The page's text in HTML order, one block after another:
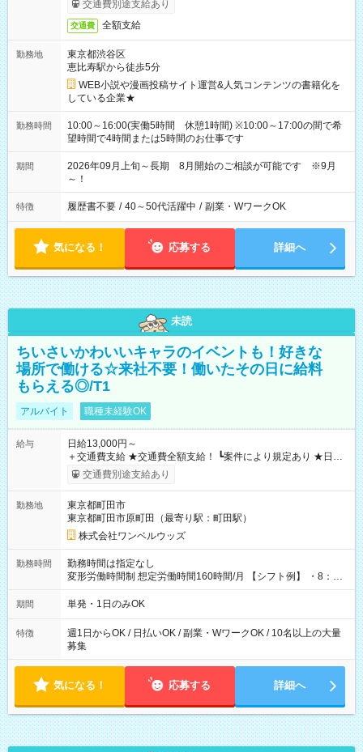
交通費別途支給あり
交通費 全額支給
勤務地
東京都渋谷区
恵比寿駅から徒歩5分
WEB小説や漫画投稿サイト運営&人気コンテンツの書籍化を
している企業★
勤務時間
10:00～16:00(実働5時間 休憩1時間) ※10:00～17:00の間で希
望時間で4時間または5時間のお仕事です
期間
2026年09月上旬～長期 8月開始のご相談が可能です ※9月
～！
特徴 履歴書不要 / 40～50代活躍中 / 副業・WワークOK
気になる！ 応募する 詳細へ
未読
ちいさいかわいいキャラのイベントも！好きな
場所で働ける☆来社不要！働いたその日に給料
もらえる◎/T1
アルバイト 職種未経験OK
給与
日給13,000円～
＋交通費支給 ★交通費全額支給！ ┗案件により規定あり ★日払
いOK！（規定あり） ┗働いたその日に現金GET♪ お仕事後はコ
ンビニATMから 日払い分を引き落とせます！ 【試用期間】試
交通費別途支給あり
勤務地
東京都町田市
東京都町田市原町田（最寄り駅：町田駅）
株式会社ワンベルウッズ
勤務時間
勤務時間は指定なし
変形労働時間制 想定労働時間160時間/月 【シフト例】 ・8：00
～21：00
期間 単発・1日のみOK
特徴
週1日からOK / 日払いOK / 副業・WワークOK / 10名以上の大量
募集
気になる！ 応募する 詳細へ